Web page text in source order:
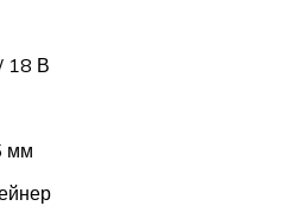
18 В
мм